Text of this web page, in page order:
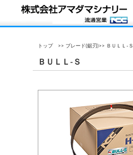
トップ >> ブレード(鋸刃)>> ＢＵＬＬ-Ｓ
ＢＵＬＬ‐Ｓ